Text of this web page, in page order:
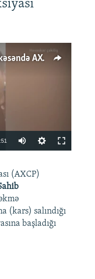
'Məni təpiklədilər ki...' - Daşkəsəndə AXCP fəalının yaxınları onun həbsinə etiraz edirlər
available
360p
720p
1080p
(AXCP)
(kars) salındığı
başladığı